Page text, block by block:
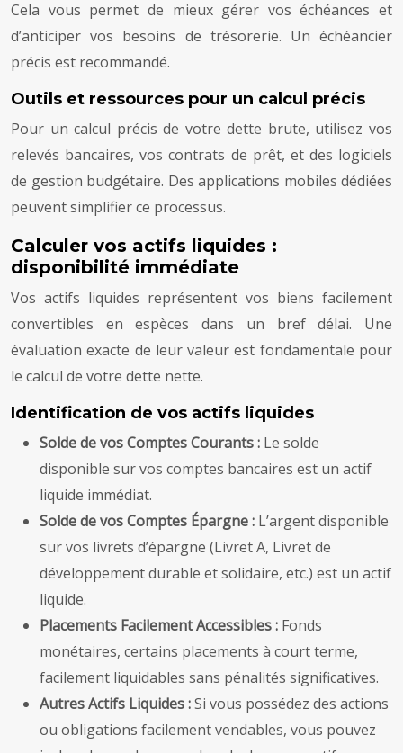
Cela vous permet de mieux gérer vos échéances et
d’anticiper vos besoins de trésorerie. Un échéancier
précis est recommandé.
Outils et ressources pour un calcul précis
Pour un calcul précis de votre dette brute, utilisez vos
relevés bancaires, vos contrats de prêt, et des logiciels
de gestion budgétaire. Des applications mobiles dédiées
peuvent simplifier ce processus.
Calculer vos actifs liquides :
disponibilité immédiate
Vos actifs liquides représentent vos biens facilement
convertibles en espèces dans un bref délai. Une
évaluation exacte de leur valeur est fondamentale pour
le calcul de votre dette nette.
Identification de vos actifs liquides
Solde de vos Comptes Courants : Le solde
disponible sur vos comptes bancaires est un actif
liquide immédiat.
Solde de vos Comptes Épargne : L’argent disponible
sur vos livrets d’épargne (Livret A, Livret de
développement durable et solidaire, etc.) est un actif
liquide.
Placements Facilement Accessibles : Fonds
monétaires, certains placements à court terme,
facilement liquidables sans pénalités significatives.
Autres Actifs Liquides :Si vous possédez des actions
ou obligations facilement vendables, vous pouvez